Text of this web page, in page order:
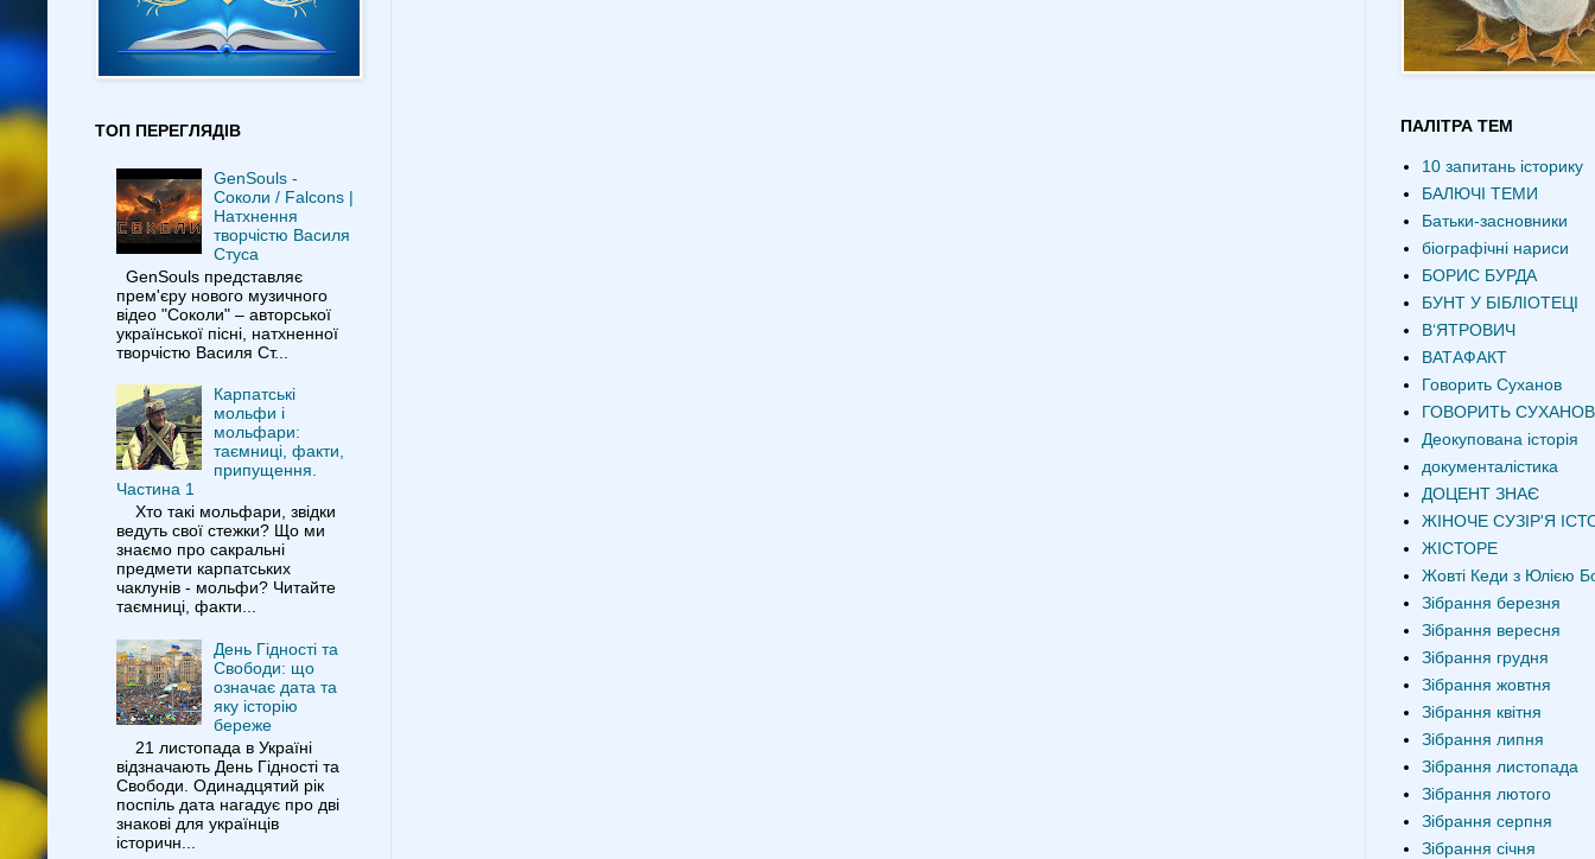
ТОП ПЕРЕГЛЯДІВ
GenSouls -
Соколи / Falcons |
Натхнення
творчістю Василя
Стуса
GenSouls представляє
прем'єру нового музичного
відео "Соколи" – авторської
української пісні, натхненної
творчістю Василя Ст...
Карпатські
мольфи і
мольфари:
таємниці, факти,
припущення.
Частина 1
Хто такі мольфари, звідки
ведуть свої стежки? Що ми
знаємо про сакральні
предмети карпатських
чаклунів - мольфи? Читайте
таємниці, факти...
День Гідності та
Свободи: що
означає дата та
яку історію
береже
21 листопада в Україні
відзначають День Гідності та
Свободи. Одинадцятий рік
поспіль дата нагадує про дві
знакові для українців
історичн...
ПАЛІТРА ТЕМ
10 запитань історику
БАЛЮЧІ ТЕМИ
Батьки-засновники
біографічні нариси
БОРИС БУРДА
БУНТ У БІБЛІОТЕЦІ
В‘ЯТРОВИЧ
ВАТАФАКТ
Говорить Суханов
ГОВОРИТЬ СУХАНОВ
Деокупована історія
документалістика
ДОЦЕНТ ЗНАЄ
ЖІНОЧЕ СУЗІР'Я
ЖІСТОРЕ
Жовті Кеди з Юлією
Зібрання березня
Зібрання вересня
Зібрання грудня
Зібрання жовтня
Зібрання квітня
Зібрання липня
Зібрання листопада
Зібрання лютого
Зібрання серпня
Зібрання січня